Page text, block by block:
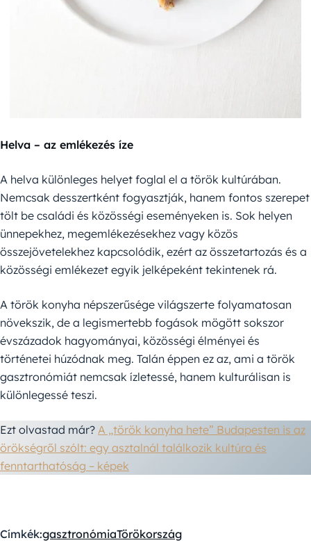
Helva – az emlékezés íze
A helva különleges helyet foglal el a török kultúrában.
Nemcsak desszertként fogyasztják, hanem fontos szerepet
tölt be családi és közösségi eseményeken is. Sok helyen
ünnepekhez, megemlékezésekhez vagy közös
összejövetelekhez kapcsolódik, ezért az összetartozás és a
közösségi emlékezet egyik jelképeként tekintenek rá.
A török konyha népszerűsége világszerte folyamatosan
növekszik, de a legismertebb fogások mögött sokszor
évszázadok hagyományai, közösségi élményei és
történetei húzódnak meg. Talán éppen ez az, ami a török
gasztronómiát nemcsak ízletessé, hanem kulturálisan is
különlegessé teszi.
Ezt olvastad már? A „török konyha hete” Budapesten is az
örökségről szólt: egy asztalnál találkozik kultúra és
fenntarthatóság – képek
Címkék:gasztronómiaTörökország